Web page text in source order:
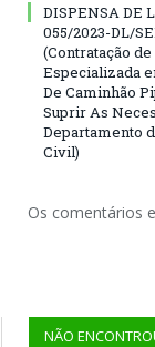
DISPENSA DE
055/2023-DL/
(Contratação
Especializada
De Caminhão
Suprir As
Departamento
Civil)
Os comentários
NÃO